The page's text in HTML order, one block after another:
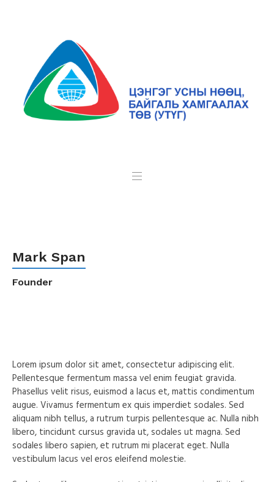
Mark Span
Founder
Lorem ipsum dolor sit amet, consectetur adipiscing elit.
Pellentesque fermentum massa vel enim feugiat gravida.
Phasellus velit risus, euismod a lacus et, mattis condimentum
augue. Vivamus fermentum ex quis imperdiet sodales. Sed
aliquam nibh tellus, a rutrum turpis pellentesque ac. Nulla nibh
libero, tincidunt cursus gravida ut, sodales ut magna. Sed
sodales libero sapien, et rutrum mi placerat eget. Nulla
vestibulum lacus vel eros eleifend molestie.